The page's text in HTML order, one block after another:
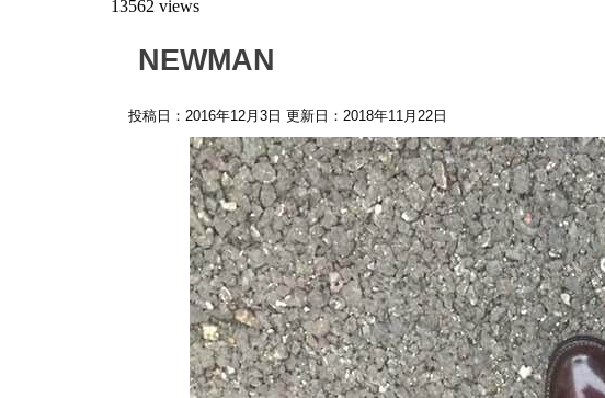
13562 views
NEWMAN
投稿日：2016年12月3日 更新日： 2018年11月22日